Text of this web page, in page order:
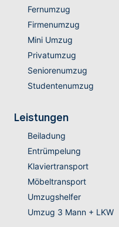
Fernumzug
Firmenumzug
Mini Umzug
Privatumzug
Seniorenumzug
Studentenumzug
Leistungen
Beiladung
Entrümpelung
Klaviertransport
Möbeltransport
Umzugshelfer
Umzug 3 Mann + LKW